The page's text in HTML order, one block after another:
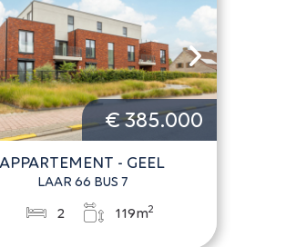
€ 385.000
APPARTEMENT - GEEL
LAAR 66 BUS 7
2 119m2